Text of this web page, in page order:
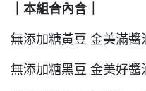
｜本組合內含｜
無添加糖黃豆 金美滿醬
無添加糖黑豆 金美好醬